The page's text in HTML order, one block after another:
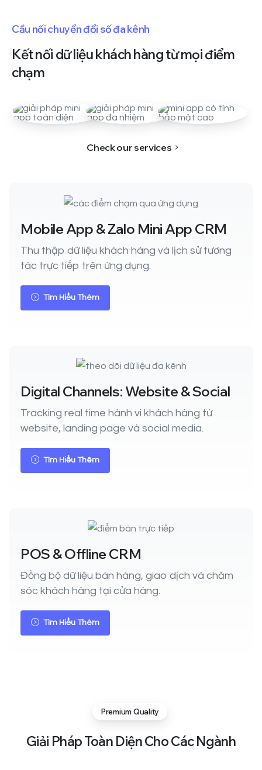
Cầu nối chuyển đổi số đa kênh
Kếtnối dữliệukháchhàngtừmọiđiểm
chạm
Check our services
Mobile App & Zalo Mini App CRM
Thu thập dữ liệu khách hàng và lịch sử tương
tác trực tiếp trên ứng dụng.
Tìm Hiểu Thêm
Digital Channels: Website & Social
Tracking real time hành vi khách hàng từ
website, landing page và social media.
Tìm Hiểu Thêm
POS & Offline CRM
Đồng bộ dữ liệu bán hàng, giao dịch và chăm
sóc khách hàng tại cửa hàng.
Tìm Hiểu Thêm
Premium Quality
Giải PhápToàn DiệnChoCácNgành